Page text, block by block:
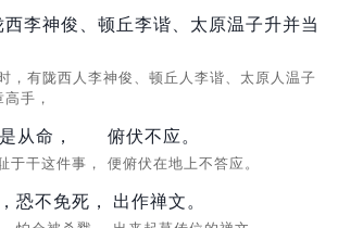
西李神俊、顿丘李谐、太原温子升并当
，有陇西人李神俊、顿丘人李谐、太原人温子
高手，
从命，
于干这件事，
俯伏不应。
便俯伏在地上不答应。
恐不免死， 出作禅文。